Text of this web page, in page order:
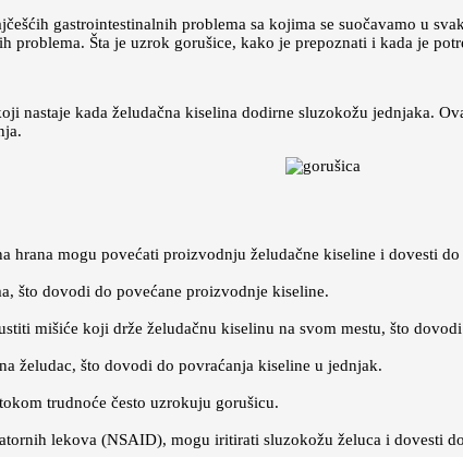
gastrointestinalnih problema sa kojima se suočavamo u
Šta je uzrok gorušice, kako je prepoznati i kada je
nastaje kada želudačna kiselina dodirne sluzokožu jednjaka.
hrana mogu povećati proizvodnju želudačne kiseline i dovesti do
što dovodi do povećane proizvodnje kiseline.
mišiće koji drže želudačnu kiselinu na svom mestu, što
želudac, što dovodi do povraćanja kiseline u jednjak.
trudnoće često uzrokuju gorušicu.
lekova (NSAID), mogu iritirati sluzokožu želuca i dovesti